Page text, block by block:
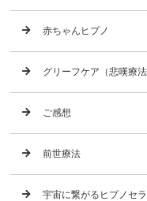
赤ちゃんヒプノ
グリーフケア（悲嘆療法
ご感想
前世療法
宇宙に繋がるヒプノセ